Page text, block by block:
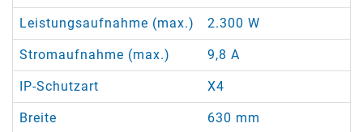
Leistungsaufnahme (max.) 2.300 W
Stromaufnahme (max.) 9,8 A
IP-Schutzart X4
Breite 630 mm